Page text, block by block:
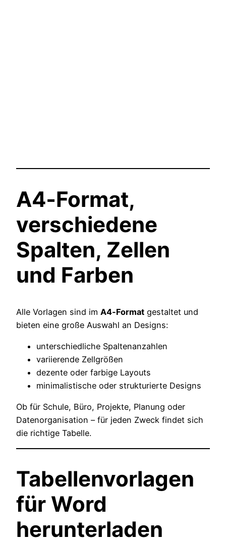
A4‑Format,
verschiedene
Spalten, Zellen
und Farben
Alle Vorlagen sind im A4‑Format gestaltet und
bieten eine große Auswahl an Designs:
unterschiedliche Spaltenanzahlen
variierende Zellgrößen
dezente oder farbige Layouts
minimalistische oder strukturierte Designs
Ob für Schule, Büro, Projekte, Planung oder
Datenorganisation – für jeden Zweck findet sich
die richtige Tabelle.
Tabellenvorlagen
für Word
herunterladen